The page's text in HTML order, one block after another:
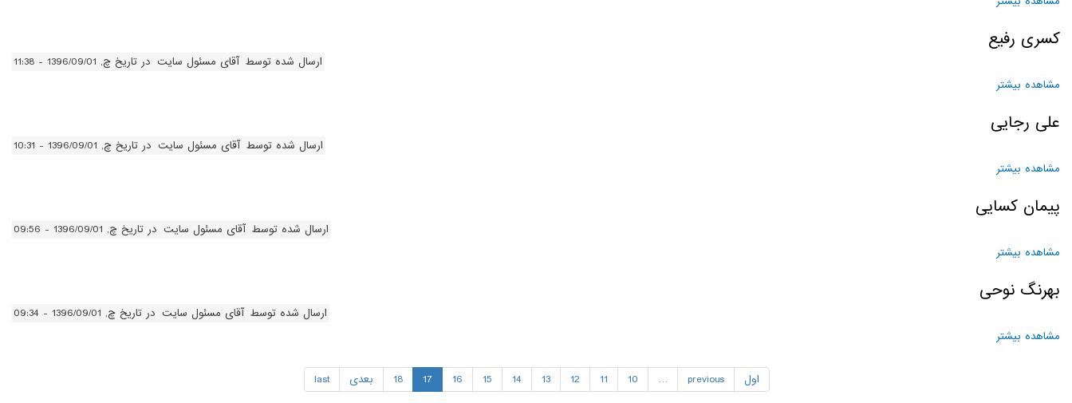
کسری رفیع
ارسال شده توسط آقای مسئول سایت در تاریخ چ, 1396/09/01 - 11:38
مشاهده بیشتر
علی رجایی
ارسال شده توسط آقای مسئول سایت در تاریخ چ, 1396/09/01 - 10:31
مشاهده بیشتر
پیمان کسایی
ارسال شده توسط آقای مسئول سایت در تاریخ چ, 1396/09/01 - 09:56
مشاهده بیشتر
بهرنگ نوحی
ارسال شده توسط آقای مسئول سایت در تاریخ چ, 1396/09/01 - 09:34
مشاهده بیشتر
اول previous
…
10
11
12
13
14
15
16
17
18 بعدی last